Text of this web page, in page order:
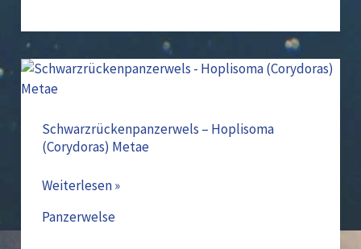
Schwarzrückenpanzerwels – Hoplisoma
(Corydoras) Metae
Schwarzrückenpanzerwels
–
(Corydoras)
Metae
Weiterlesen »
Panzerwelse